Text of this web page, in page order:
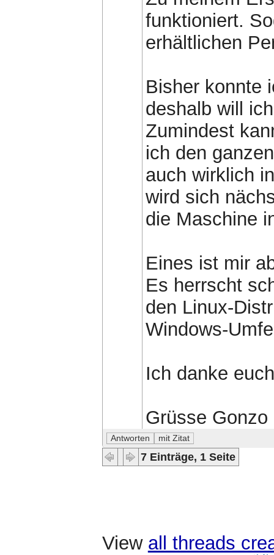
funktioniert.
erhältlichen
Bisher konnte
deshalb will
Zumindest
ich den
auch wirklich
wird sich
die Maschine
Eines ist mir
Es herrscht
den Linux-
Windows-
Ich danke
Grüsse Gonzo
7 Einträge, 1 Seite
View all threads